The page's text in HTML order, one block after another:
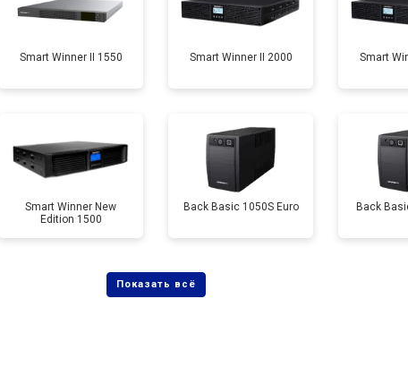
Smart Winner II 1550 Smart Winner II 2000 Smart
Smart Winner New
Edition 1500
Back Basic 1050S Euro Back